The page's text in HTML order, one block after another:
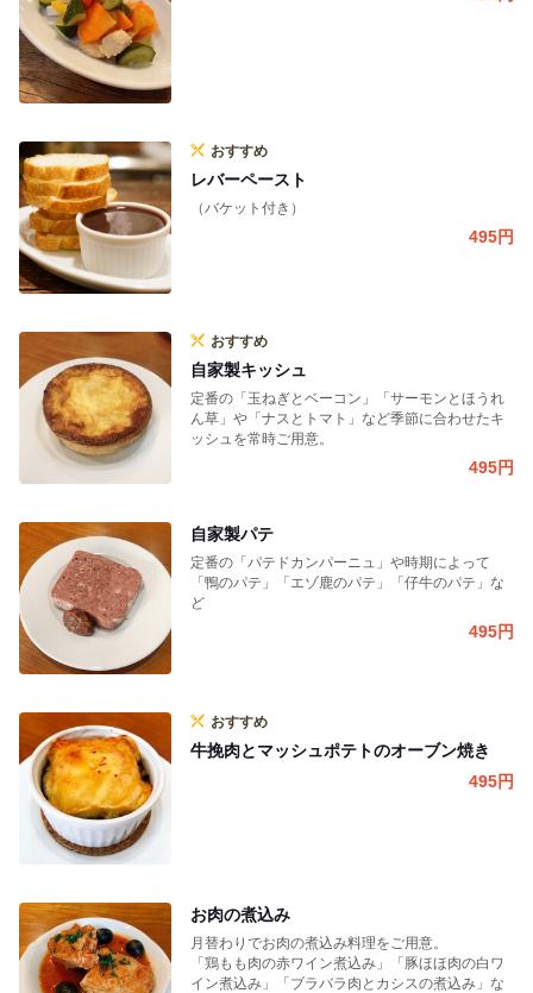
おすすめ
レバーペースト
（バケット付き）
495円
おすすめ
自家製キッシュ
定番の「玉ねぎとベーコン」「サーモンとほうれ
ん草」や「ナスとトマト」など季節に合わせたキ
ッシュを常時ご用意。
495円
自家製パテ
定番の「パテドカンパーニュ」や時期によって
「鴨のパテ」「エゾ鹿のパテ」「仔牛のパテ」な
ど
495円
おすすめ
牛挽肉とマッシュポテトのオーブン焼き
495円
お肉の煮込み
月替わりでお肉の煮込み料理をご用意。
「鶏もも肉の赤ワイン煮込み」「豚ほほ肉の白ワ
イン煮込み」「ブラバラ肉とカシスの煮込み」な